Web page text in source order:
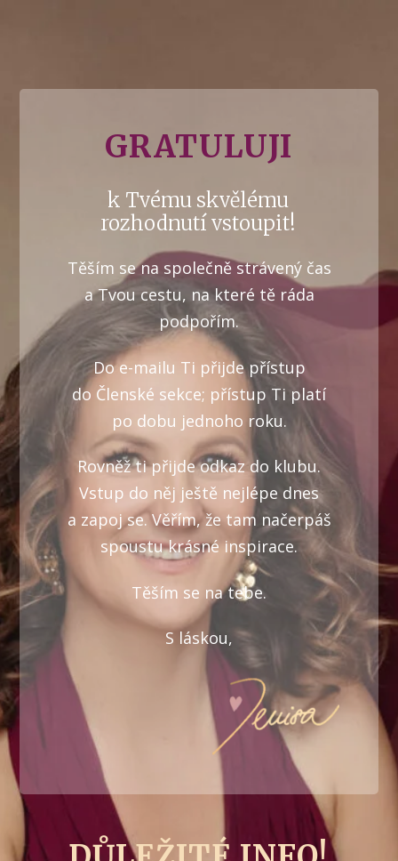
GRATULUJI
k Tvému skvělému
rozhodnutí vstoupit!
Těším se na společně strávený čas
a Tvou cestu, na které tě ráda
podpořím.
Do e-mailu Ti přijde přístup
do Členské sekce; přístup Ti platí
po dobu jednoho roku.
Rovněž ti přijde odkaz do klubu.
Vstup do něj ještě nejlépe dnes
a zapoj se. Věřím, že tam načerpáš
spoustu krásné inspirace.
Těším se na tebe.
S láskou,